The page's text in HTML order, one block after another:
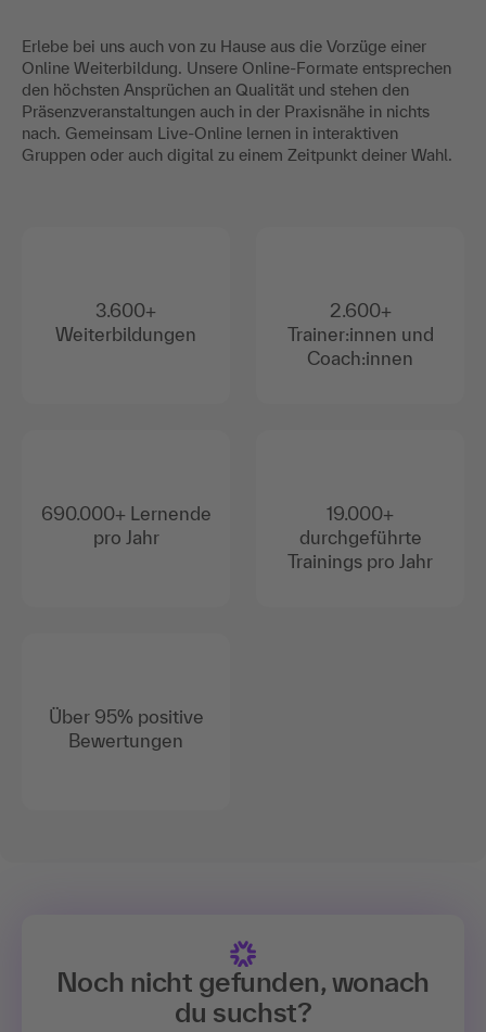
Erlebe bei uns auch von zu Hause aus die Vorzüge einer
Online Weiterbildung. Unsere Online-Formate entsprechen
den höchsten Ansprüchen an Qualität und stehen den
Präsenzveranstaltungen auch in der Praxisnähe in nichts
nach. Gemeinsam Live-Online lernen in interaktiven
Gruppen oder auch digital zu einem Zeitpunkt deiner Wahl.
3.600+
Weiterbildungen
690.000+ Lernende
pro Jahr
Über 95% positive
Bewertungen
2.600+
Trainer:innen und
Coach:innen
19.000+
durchgeführte
Trainings pro Jahr
Noch nicht gefunden, wonach
du suchst?